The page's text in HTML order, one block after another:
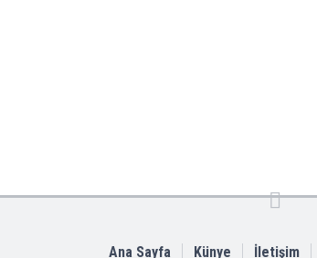
Ana Sayfa Künye İletişim